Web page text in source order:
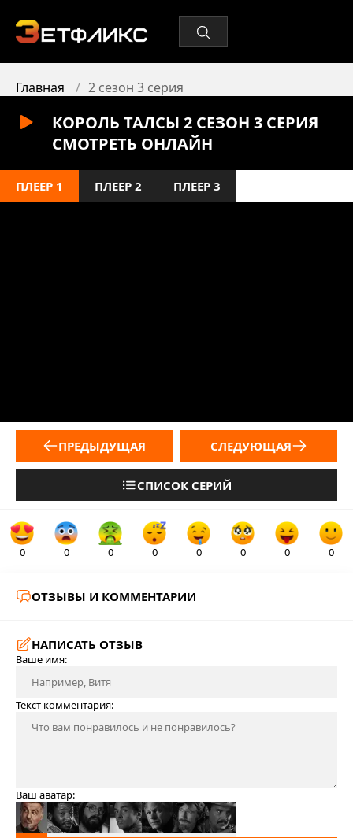
Главная 2 сезон 3 серия
КОРОЛЬ ТАЛСЫ 2 СЕЗОН 3 СЕРИЯ
СМОТРЕТЬ ОНЛАЙН
ПЛЕЕР 1 ПЛЕЕР 2 ПЛЕЕР 3
ПРЕДЫДУЩАЯ
СПИСОК СЕРИЙ
СЛЕДУЮЩАЯ
0 0 0 0 0 0 0 0
ОТЗЫВЫ И КОММЕНТАРИИ
НАПИСАТЬ ОТЗЫВ
Ваше имя:
Текст комментария:
Ваш аватар: